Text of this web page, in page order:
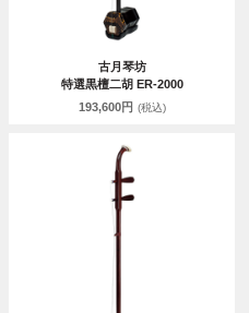
古月琴坊
特選黒檀二胡 ER-2000
193,600円 (税込)